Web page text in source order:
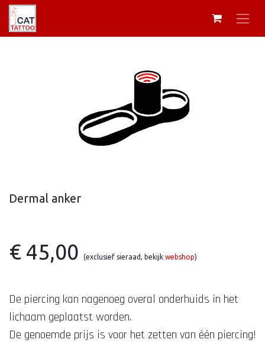
Dermal anker
€ 45,00 (exclusief sieraad, bekijk webshop)
De piercing kan nagenoeg overal onderhuids in het
lichaam geplaatst worden.
De genoemde prijs is voor het zetten van één piercing!